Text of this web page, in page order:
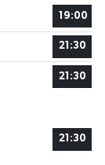
19:00
21:30
21:30
21:30